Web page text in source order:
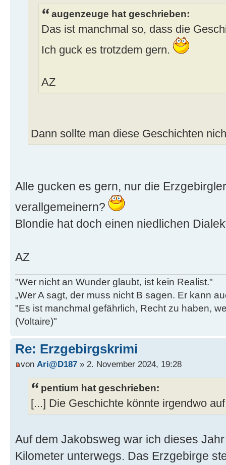
augenzeuge hat geschrieben:
Das ist manchmal so, dass die
Ich guck es trotzdem gern.
AZ
Dann sollte man diese Geschichten
Alle gucken es gern, nur die
verallgemeinern?
Blondie hat doch einen niedlichen
AZ
"Wer nicht an Wunder glaubt, ist kein Realist."
„Wer A sagt, der muss nicht B sagen. Er kann
"Es ist manchmal gefährlich, Recht zu haben,
(Voltaire)"
Re: Erzgebirgskrimi
von Ari@D187 » 2. November 2024, 19:28
pentium hat geschrieben:
[...] Die Geschichte könnte irgendwo
Auf dem Jakobsweg war ich dieses
Kilometer unterwegs. Das Erzgebirge